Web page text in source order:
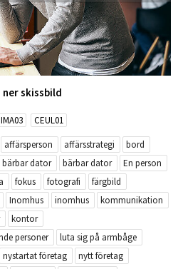
ner skissbild
CEUL01
affärsperson affärsstrategi
bord
bärbar dator bärbar dator
En person
fokus fotografi
färgbild
Inomhus inomhus
kommunikation
kontor
personer
luta sig på armbåge
nystartat företag
nytt företag